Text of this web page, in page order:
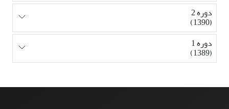
دوره 2
(1390)
دوره 1
(1389)